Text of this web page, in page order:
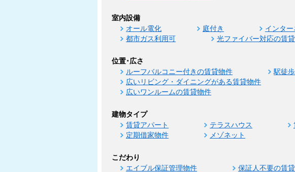
室内設備
オール電化 庭付き インタ
都市ガス利用可
光ファイバー対応の賃
位置･広さ
ルーフバルコニー付きの賃貸物件 駅徒
広いリビング・ダイニングがある賃貸物件
広いワンルームの賃貸物件
建物タイプ
賃貸アパート テラスハウス
定期借家物件
メゾネット
こだわり
エイブル保証管理物件 保証人不要の賃